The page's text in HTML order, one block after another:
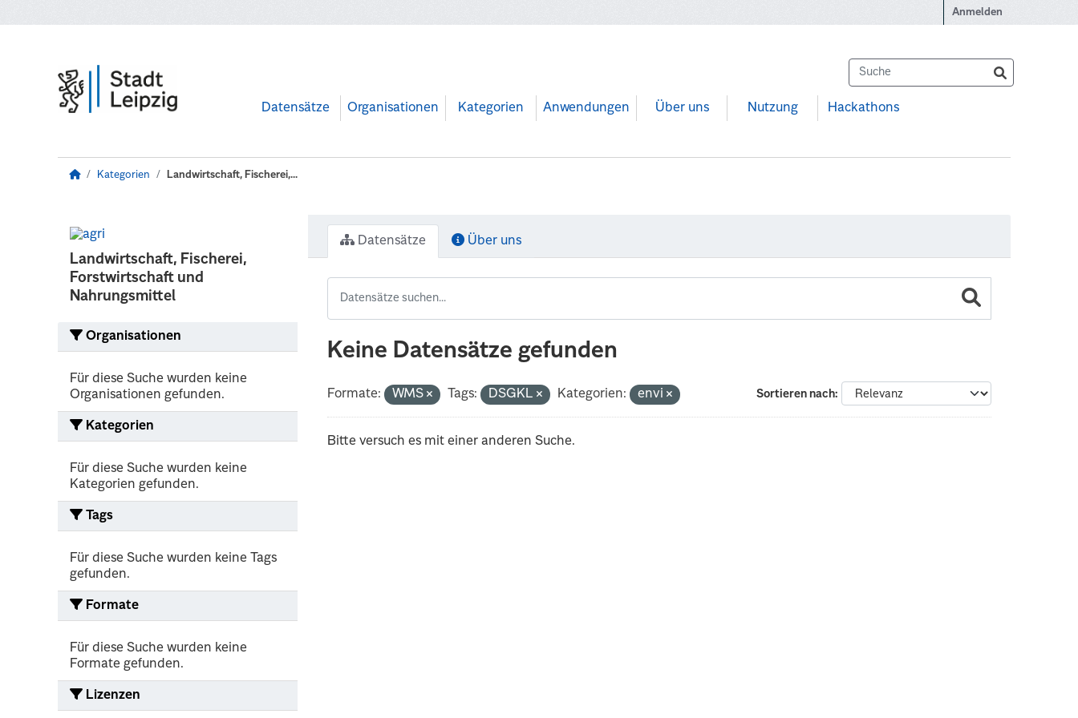
Anmelden
Datensätze Organisationen Kategorien Anwendungen Über uns Nutzung Hackathons
Kategorien Landwirtschaft, Fischerei,...
Landwirtschaft, Fischerei,
Forstwirtschaft und
Nahrungsmittel
Organisationen
Für diese Suche wurden keine
Organisationen gefunden.
Kategorien
Für diese Suche wurden keine
Kategorien gefunden.
Tags
Für diese Suche wurden keine Tags
gefunden.
Formate
Für diese Suche wurden keine
Formate gefunden.
Lizenzen
Datensätze Über uns
Keine Datensätze gefunden
Sortieren nach
Formate: WMS Tags: DSGKL Kategorien: envi
Bitte versuch es mit einer anderen Suche.